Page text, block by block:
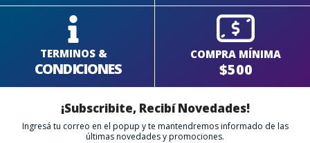
TERMINOS &
CONDICIONES
COMPRA MÍNIMA
$500
¡Subscribite, Recibí Novedades!
Ingresá tu correo en el popup y te mantendremos informado de las
últimas novedades y promociones.